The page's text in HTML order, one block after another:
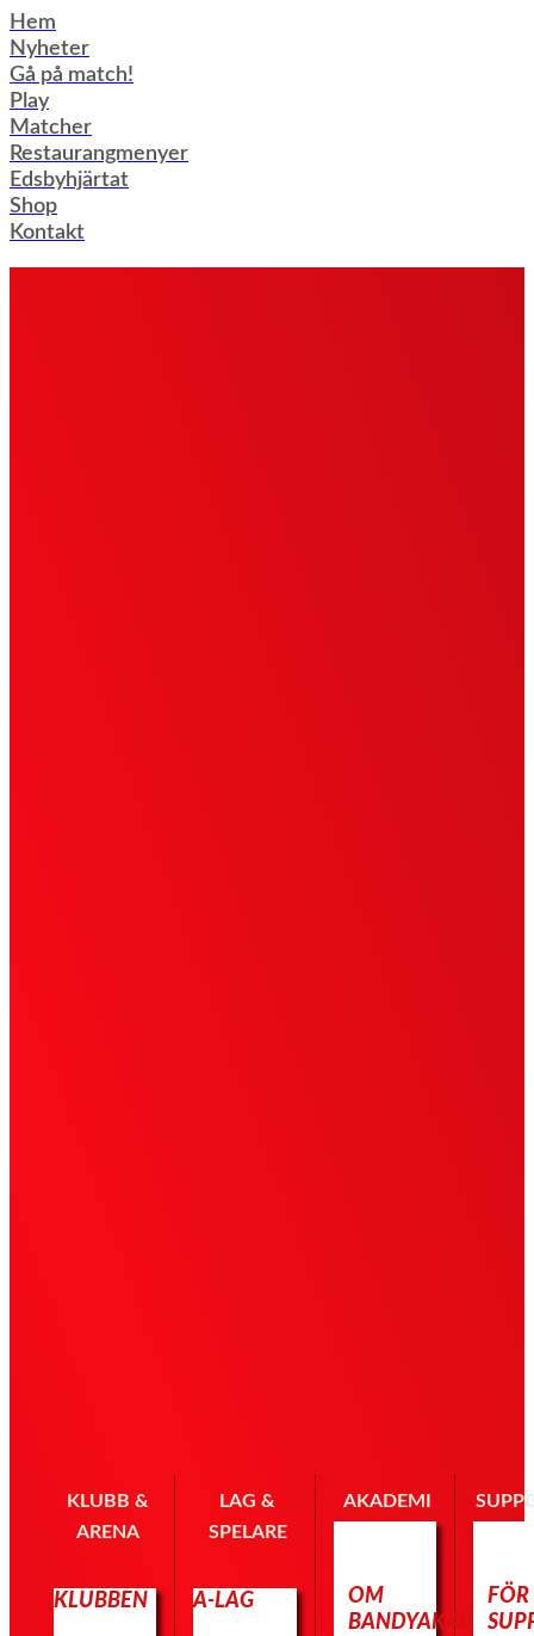
Hoppa
till
innehåll
Hem
Nyheter
Gå på match!
Play
Matcher
Restaurangmenyer
Edsbyhjärtat
Shop
Kontakt
KLUBB &
ARENA
KLUBBEN
LAG &
SPELARE
A-LAG
AKADEMI
OM
BANDYAKADEMIN
FÖR